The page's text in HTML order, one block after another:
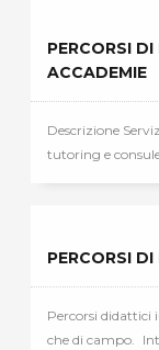
PERCORSI
ACCADEMIE
Descrizione
tutoring e
PERCORSI
Percorsi didattici
che di campo.